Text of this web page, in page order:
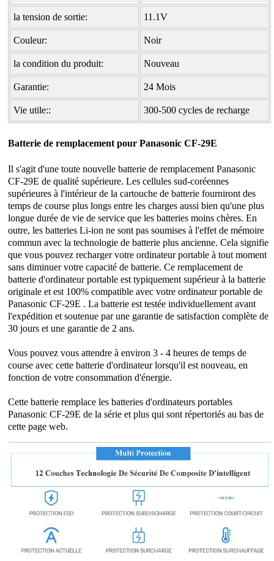
la tension de sortie: 11.1V
Couleur: Noir
la condition du produit: Nouveau
Garantie: 24 Mois
Vie utile:: 300-500 cycles de recharge
Batterie de remplacement pour PanasonicCF-29E
Il s'agit d'une toute nouvellebatterie de remplacement Panasonic
CF-29Ede qualité supérieure. Les cellules sud-coréennes
supérieures à l'intérieur de la cartouche de batterie fourniront des
temps de course plus longs entre les charges aussi bien qu'une plus
longue durée de vie de service que les batteries moins chères. En
outre, les batteries Li-ion ne sont pas soumises à l'effet de mémoire
commun avec la technologie de batterie plus ancienne. Cela signifie
que vous pouvez recharger votre ordinateur portable à tout moment
sans diminuer votre capacité de batterie. Ce remplacement de
batterie d'ordinateur portable est typiquement supérieur à la batterie
originale et est 100% compatible avec votre ordinateur portable de
Panasonic CF-29E . La batterie est testée individuellement avant
l'expédition et soutenue par une garantie de satisfaction complète de
30 jours et une garantie de 2 ans.
Vous pouvez vous attendre à environ 3 - 4 heures de temps de
course avec cette batterie d'ordinateur lorsqu'il est nouveau, en
fonction de votre consommation d'énergie.
Cette batterie remplace les batteries d'ordinateurs portables
Panasonic CF-29E de la série et plus qui sont répertoriés au bas de
cette page web.